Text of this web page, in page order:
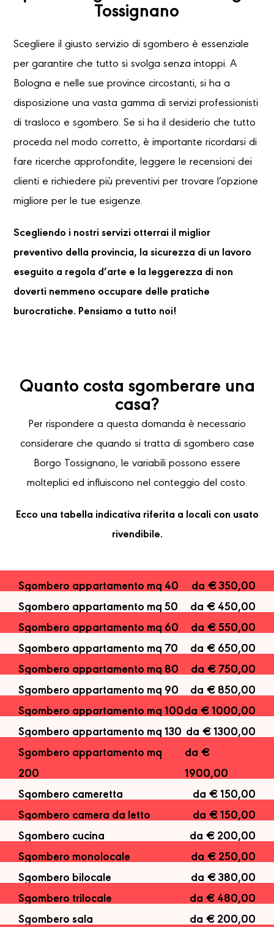
Tossignano
Scegliere il giusto servizio di sgombero è essenziale
per garantire che tutto si svolga senza intoppi. A
Bologna e nelle sue province circostanti, si ha a
disposizione una vasta gamma di servizi professionisti
di trasloco e sgombero. Se si ha il desiderio che tutto
proceda nel modo corretto, è importante ricordarsi di
fare ricerche approfondite, leggere le recensioni dei
clienti e richiedere più preventivi per trovare l’opzione
migliore per le tue esigenze.
Scegliendo i nostri servizi otterrai il miglior
preventivo della provincia, la sicurezza di un lavoro
eseguito a regola d’arte e la leggerezza di non
doverti nemmeno occupare delle pratiche
burocratiche. Pensiamo a tutto noi!
Quanto costa sgomberare una
casa?
Per rispondere a questa domanda è necessario
considerare che quando si tratta di sgombero case
Borgo Tossignano, le variabili possono essere
molteplici ed influiscono nel conteggio del costo.
Ecco una tabella indicativa riferita a locali con usato
rivendibile.
Sgombero appartamento mq 40
da € 350,00
Sgombero appartamento mq 50
da € 450,00
Sgombero appartamento mq 60
da € 550,00
Sgombero appartamento mq 70
da € 650,00
Sgombero appartamento mq 80
da € 750,00
Sgombero appartamento mq 90
da € 850,00
Sgombero appartamento mq 100da € 1000,00
Sgombero appartamento mq 130 da € 1300,00
Sgombero appartamento mq
200
da €
1900,00
Sgombero cameretta
da € 150,00
Sgombero camera da letto
da € 150,00
Sgombero cucina
da € 200,00
Sgombero monolocale
da € 250,00
Sgombero bilocale
da € 380,00
Sgombero trilocale
da € 480,00
Sgombero sala
da € 200,00